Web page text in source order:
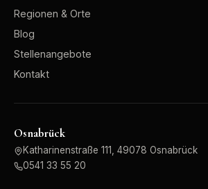
Regionen & Orte
Blog
Stellenangebote
Kontakt
Osnabrück
Katharinenstraße 111, 49078 Osnabrück
0541 33 55 20